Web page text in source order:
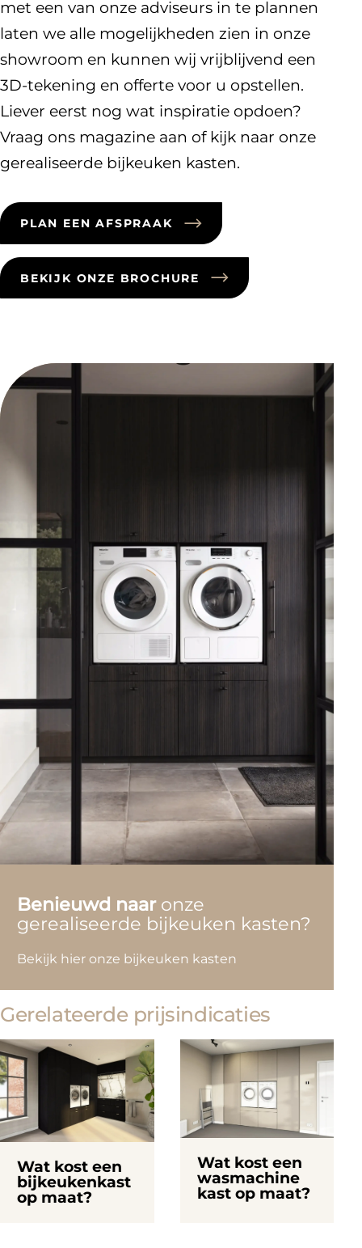
met een van onze adviseurs in te plannen
laten we alle mogelijkheden zien in onze
showroom en kunnen wij vrijblijvend een
3D-tekening en offerte voor u opstellen.
Liever eerst nog wat inspiratie opdoen?
Vraag ons magazine aan of kijk naar onze
gerealiseerde bijkeuken kasten.
PLAN EEN AFSPRAAK
BEKIJK ONZE BROCHURE
Benieuwd naaronze
gerealiseerde bijkeuken kasten?
Bekijk hier onze bijkeuken kasten
Gerelateerde prijsindicaties
Wat kost een
bijkeukenkast
op maat?
Wat kost een
wasmachine
kast op maat?